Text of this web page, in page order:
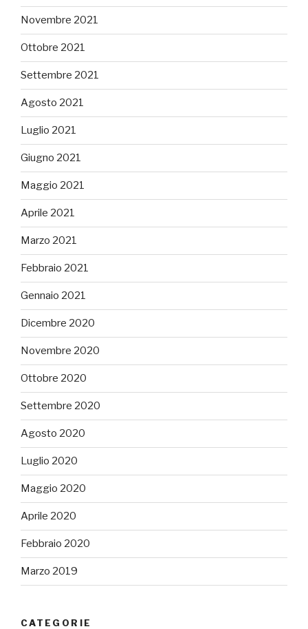
Novembre 2021
Ottobre 2021
Settembre 2021
Agosto 2021
Luglio 2021
Giugno 2021
Maggio 2021
Aprile 2021
Marzo 2021
Febbraio 2021
Gennaio 2021
Dicembre 2020
Novembre 2020
Ottobre 2020
Settembre 2020
Agosto 2020
Luglio 2020
Maggio 2020
Aprile 2020
Febbraio 2020
Marzo 2019
CATEGORIE